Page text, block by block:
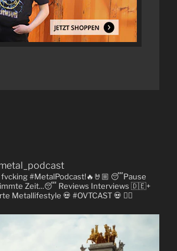
fvcking #MetalPodcast!🔥🤘🏼 😴Pause
Zeit...😴 Reviews Interviews 🇩🇪+
Metallifestyle 💀 #OVTCAST 💀 👇🏼